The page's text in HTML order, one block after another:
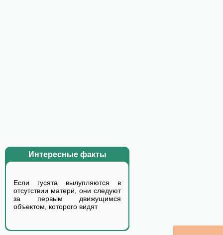
Интересные факты
Если гусята вылупляются в
отсутствии матери, они следуют
за первым движущимся
объектом, которого видят